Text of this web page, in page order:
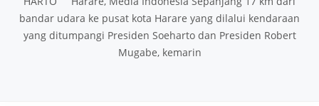
bandar udara ke pusat kota Harare yang dilalui kendaraan
yang ditumpangi Presiden Soeharto dan Presiden Robert
Mugabe, kemarin